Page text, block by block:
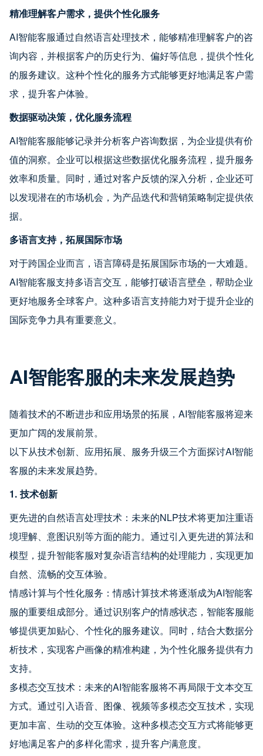
精准理解客户需求，提供个性化服务
AI智能客服通过自然语言处理技术，能够精准理解客户的咨
询内容，并根据客户的历史行为、偏好等信息，提供个性化
的服务建议。这种个性化的服务方式能够更好地满足客户需
求，提升客户体验。
数据驱动决策，优化服务流程
AI智能客服能够记录并分析客户咨询数据，为企业提供有价
值的洞察。企业可以根据这些数据优化服务流程，提升服务
效率和质量。同时，通过对客户反馈的深入分析，企业还可
以发现潜在的市场机会，为产品迭代和营销策略制定提供依
据。
多语言支持，拓展国际市场
对于跨国企业而言，语言障碍是拓展国际市场的一大难题。
AI智能客服支持多语言交互，能够打破语言壁垒，帮助企业
更好地服务全球客户。这种多语言支持能力对于提升企业的
国际竞争力具有重要意义。
AI智能客服的未来发展趋势
随着技术的不断进步和应用场景的拓展，AI智能客服将迎来
更加广阔的发展前景。
以下从技术创新、应用拓展、服务升级三个方面探讨AI智能
客服的未来发展趋势。
1. 技术创新
更先进的自然语言处理技术：未来的NLP技术将更加注重语
境理解、意图识别等方面的能力。通过引入更先进的算法和
模型，提升智能客服对复杂语言结构的处理能力，实现更加
自然、流畅的交互体验。
情感计算与个性化服务：情感计算技术将逐渐成为AI智能客
服的重要组成部分。通过识别客户的情感状态，智能客服能
够提供更加贴心、个性化的服务建议。同时，结合大数据分
析技术，实现客户画像的精准构建，为个性化服务提供有力
支持。
多模态交互技术：未来的AI智能客服将不再局限于文本交互
方式。通过引入语音、图像、视频等多模态交互技术，实现
更加丰富、生动的交互体验。这种多模态交互方式将能够更
好地满足客户的多样化需求，提升客户满意度。